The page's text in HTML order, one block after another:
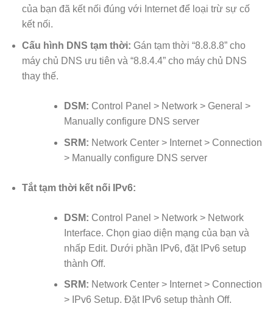
của bạn đã kết nối đúng với Internet để loại trừ sự cố
kết nối.
Cấu hình DNS tạm thời: Gán tạm thời “8.8.8.8” cho
máy chủ DNS ưu tiên và “8.8.4.4” cho máy chủ DNS
thay thế.
DSM: Control Panel > Network > General >
Manually configure DNS server
SRM: Network Center > Internet > Connection
> Manually configure DNS server
Tắt tạm thời kết nối IPv6:
DSM: Control Panel > Network > Network
Interface. Chọn giao diện mạng của bạn và
nhấp Edit. Dưới phần IPv6, đặt IPv6 setup
thành Off.
SRM: Network Center > Internet > Connection
> IPv6 Setup. Đặt IPv6 setup thành Off.